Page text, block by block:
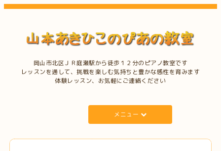
岡山市北区ＪＲ庭瀬駅から徒歩１２分のピアノ教室です
レッスンを通して、挑戦を楽しむ気持ちと豊かな感性を育みます
体験レッスン、お気軽にご連絡ください
メニュー